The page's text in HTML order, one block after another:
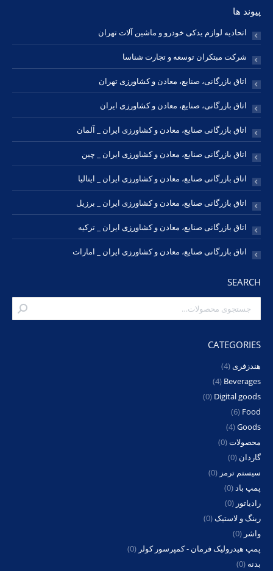
پیوند ها
اتحادیه لوازم یدکی خودرو و ماشین آلات تهران
شرکت مبتکران توسعه و تجارت شناسا
اتاق بازرگانی، صنایع، معادن و کشاورزی تهران
اتاق بازرگانی، صنایع، معادن و کشاورزی ایران
اتاق بازرگانی صنایع، معادن و کشاورزی ایران _ آلمان
اتاق بازرگانی صنایع، معادن و کشاورزی ایران _ چین
اتاق بازرگانی صنایع، معادن و کشاورزی ایران _ ایتالیا
اتاق بازرگانی صنایع، معادن و کشاورزی ایران _ برزیل
اتاق بازرگانی صنایع، معادن و کشاورزی ایران _ ترکیه
اتاق بازرگانی صنایع، معادن و کشاورزی ایران _ امارات
SEARCH
CATEGORIES
هندزفری(4)
Beverages
(4)
Digital goods
(0)
Food
(6)
Goods
(4)
محصولات(0)
گاردان (0)
سیستم ترمز (0)
پمپ باد(0)
رادیاتور (0)
رینگ و لاستیک(0)
واشر (0)
پمپ هیدرولیک فرمان - کمپرسور کولر (0)
بدنه (0)